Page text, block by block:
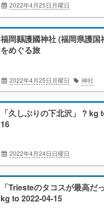
2022年4月25日月曜日
福岡縣護國神社 (福岡県護国
をめぐる旅
2022年4月25日月曜日 神社
「久しぶりの下北沢」 ? kg
16
2022年4月24日日曜日
「Triesteのタコスが最高だ
kg to 2022-04-15